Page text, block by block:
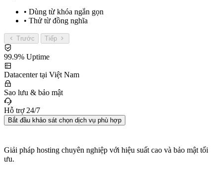
• Dùng từ khóa ngắn gọn
• Thử từ đồng nghĩa
Trước Tiếp
99.9% Uptime
Datacenter tại Việt Nam
Sao lưu & bảo mật
Hỗ trợ 24/7
Bắt đầu khảo sát chọn dịch vụ phù hợp
Giải pháp hosting chuyên nghiệp với hiệu suất cao và bảo mật tối
ưu.